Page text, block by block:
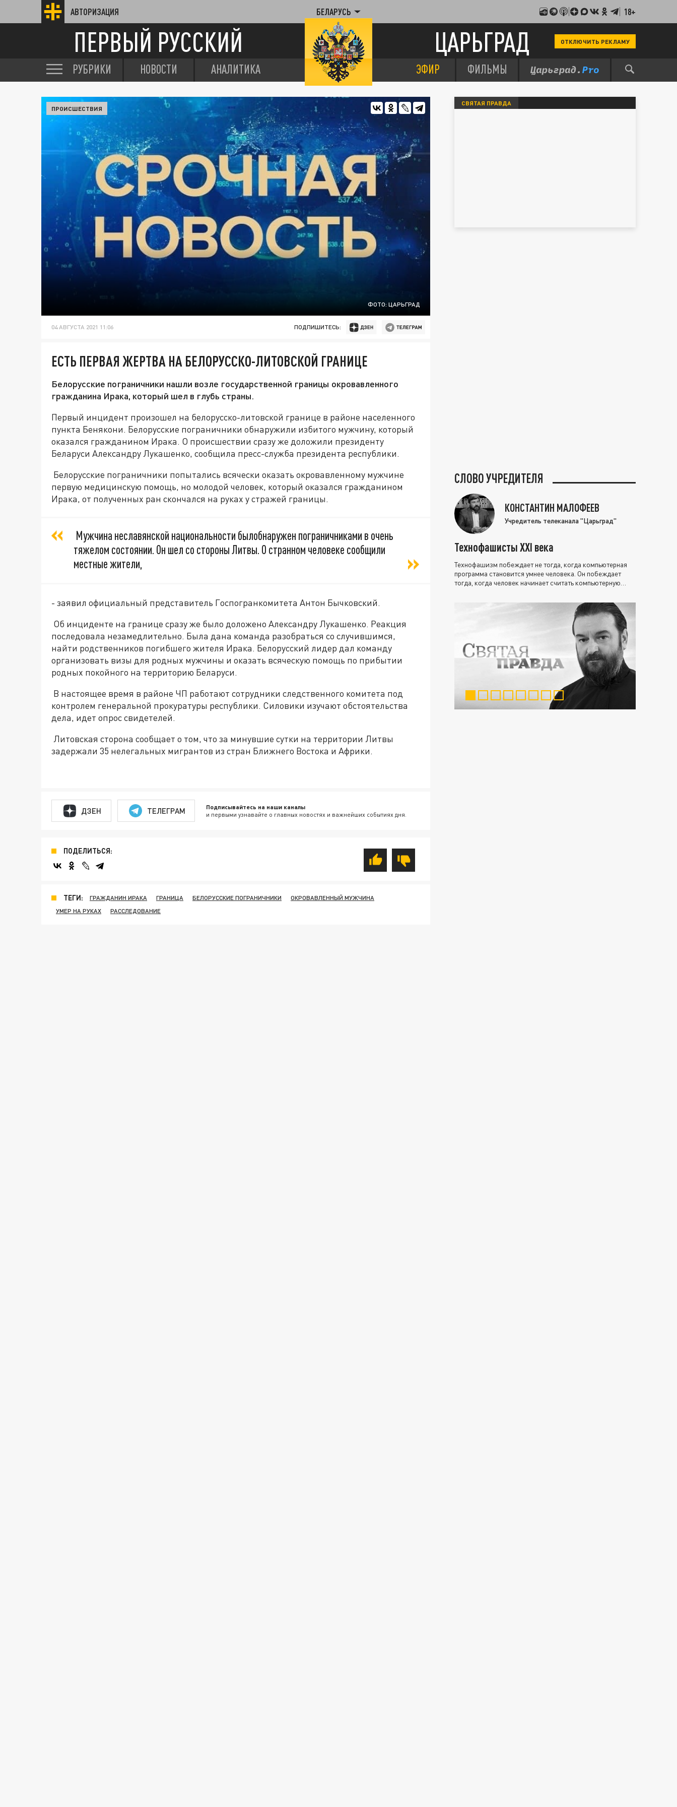
АВТОРИЗАЦИЯ БЕЛАРУСЬ 18+
ПЕРВЫЙ РУССКИЙ ЦАРЬГРАД ОТКЛЮЧИТЬ РЕКЛАМУ
РУБРИКИ НОВОСТИ АНАЛИТИКА ЭФИР ФИЛЬМЫ
ФОТО: ЦАРЬГРАД
ПРОИСШЕСТВИЯ
04 АВГУСТА 2021 11:06 ПОДПИШИТЕСЬ:
ЕСТЬ ПЕРВАЯ ЖЕРТВА НА БЕЛОРУССКО-ЛИТОВСКОЙ ГРАНИЦЕ
Белорусские пограничники нашли возле государственной границы окровавленного
гражданина Ирака, который шел в глубь страны.
Первый инцидент произошел на белорусско-литовской границе в районе населенного
пункта Бенякони. Белорусские пограничники обнаружили избитого мужчину, который
оказался гражданином Ирака. О происшествии сразу же доложили президенту
Беларуси Александру Лукашенко, сообщила пресс-служба президента республики.
Белорусские пограничники попытались всячески оказать окровавленному мужчине
первую медицинскую помощь, но молодой человек, который оказался гражданином
Ирака, от полученных ран скончался на руках у стражей границы.
Мужчина неславянской национальности былобнаружен пограничниками в очень
тяжелом состоянии. Он шел со стороны Литвы. О странном человеке сообщили
местные жители,
- заявил официальный представитель Госпогранкомитета Антон Бычковский.
Об инциденте на границе сразу же было доложено Александру Лукашенко. Реакция
последовала незамедлительно. Была дана команда разобраться со случившимся,
найти родственников погибшего жителя Ирака. Белорусский лидер дал команду
организовать визы для родных мужчины и оказать всяческую помощь по прибытии
родных покойного на территорию Беларуси.
В настоящее время в районе ЧП работают сотрудники следственного комитета под
контролем генеральной прокуратуры республики. Силовики изучают обстоятельства
дела, идет опрос свидетелей.
Литовская сторона сообщает о том, что за минувшие сутки на территории Литвы
задержали 35 нелегальных мигрантов из стран Ближнего Востока и Африки.
ДЗЕН ТЕЛЕГРАМ Подписывайтесь на наши каналы
и первыми узнавайте о главных новостях и важнейших событиях дня.
ПОДЕЛИТЬСЯ:
ТЕГИ: ГРАЖДАНИН ИРАКА ГРАНИЦА БЕЛОРУССКИЕ ПОГРАНИЧНИКИ
ОКРОВАВЛЕННЫЙ МУЖЧИНА
УМЕР НА РУКАХ
РАССЛЕДОВАНИЕ
СВЯТАЯ ПРАВДА
СЛОВО УЧРЕДИТЕЛЯ
КОНСТАНТИН МАЛОФЕЕВ
Учредитель телеканала "Царьград"
Технофашисты XXI века
Технофашизм побеждает не тогда, когда компьютерная
программа становится умнее человека. Он побеждает
тогда, когда человек начинает считать компьютерную